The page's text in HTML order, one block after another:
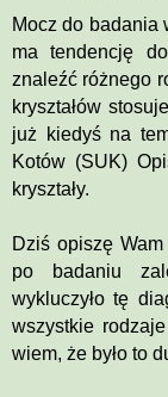
Mocz do badania
ma tendencję
znaleźć różnego
kryształów
już kiedyś na
Kotów (SUK)
kryształy.
Dziś opiszę
po badaniu
wykluczyło tę
wszystkie
wiem, że było to